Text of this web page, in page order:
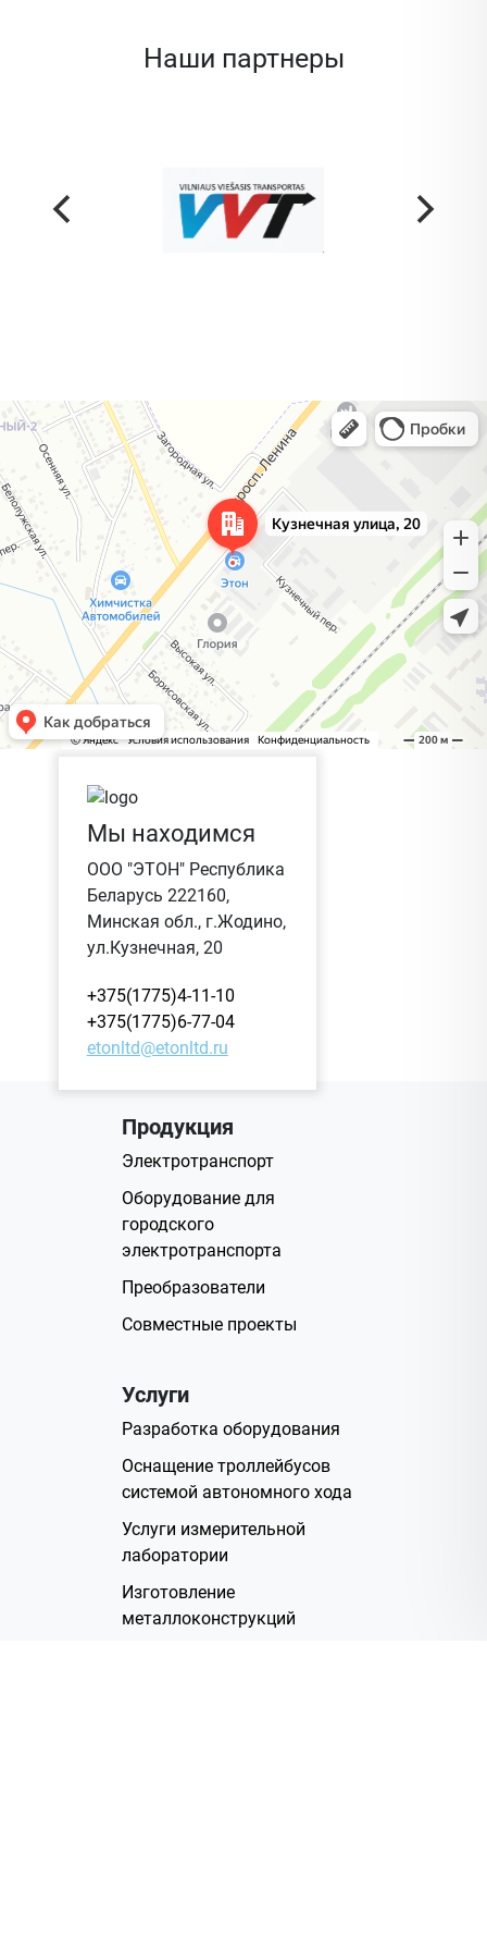
Наши партнеры
Жодино
Кузнечная улица, 20 — Яндекс Карты
Мы находимся
ООО "ЭТОН" Республика
Беларусь 222160,
Минская обл., г.Жодино,
ул.Кузнечная, 20
+375(1775)4-11-10
+375(1775)6-77-04
etonltd@etonltd.ru
Продукция
Электротранспорт
Оборудование для
городского
электротранспорта
Преобразователи
Совместные проекты
Услуги
Разработка оборудования
Оснащение троллейбусов
системой автономного хода
Услуги измерительной
лаборатории
Изготовление
металлоконструкций